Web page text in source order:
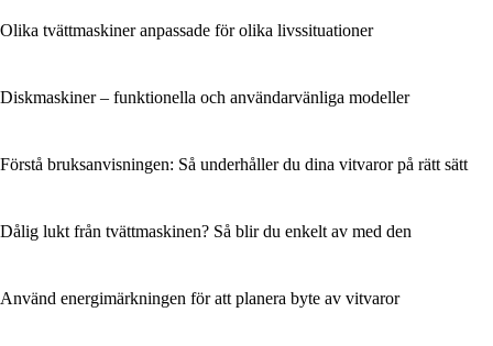
Olika tvättmaskiner anpassade för olika livssituationer
Diskmaskiner – funktionella och användarvänliga modeller
Förstå bruksanvisningen: Så underhåller du dina vitvaror på rätt sätt
Dålig lukt från tvättmaskinen? Så blir du enkelt av med den
Använd energimärkningen för att planera byte av vitvaror